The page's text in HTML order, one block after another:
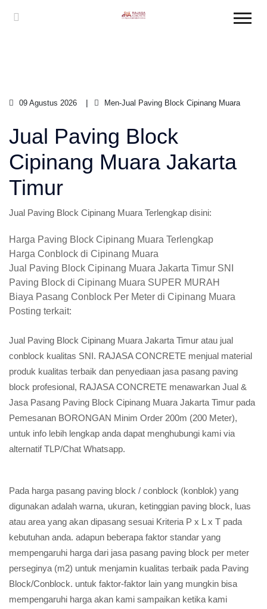
09 Agustus 2026 Men-Jual Paving Block Cipinang Muara
Jual Paving Block
Cipinang Muara Jakarta
Timur
Jual Paving Block Cipinang Muara Terlengkap disini:
Harga Paving Block Cipinang Muara Terlengkap
Harga Conblock di Cipinang Muara
Jual Paving Block Cipinang Muara Jakarta Timur SNI
Paving Block di Cipinang Muara SUPER MURAH
Biaya Pasang Conblock Per Meter di Cipinang Muara
Posting terkait:
Jual Paving Block Cipinang Muara Jakarta Timur atau jual
conblock kualitas SNI. RAJASA CONCRETE menjual material
produk kualitas terbaik dan penyediaan jasa pasang paving
block profesional, RAJASA CONCRETE menawarkan Jual &
Jasa Pasang Paving Block Cipinang Muara Jakarta Timur pada
Pemesanan BORONGAN Minim Order 200m (200 Meter),
untuk info lebih lengkap anda dapat menghubungi kami via
alternatif TLP/Chat Whatsapp.
Pada harga pasang paving block / conblock (konblok) yang
digunakan adalah warna, ukuran, ketinggian paving block, luas
atau area yang akan dipasang sesuai Kriteria P x L x T pada
kebutuhan anda. adapun beberapa faktor standar yang
mempengaruhi harga dari jasa pasang paving block per meter
perseginya (m2) untuk menjamin kualitas terbaik pada Paving
Block/Conblock. untuk faktor-faktor lain yang mungkin bisa
mempengaruhi harga akan kami sampaikan ketika kami